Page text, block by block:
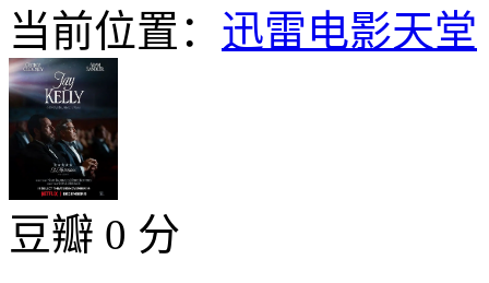
当前位置： 迅雷电影天堂
豆瓣 0 分